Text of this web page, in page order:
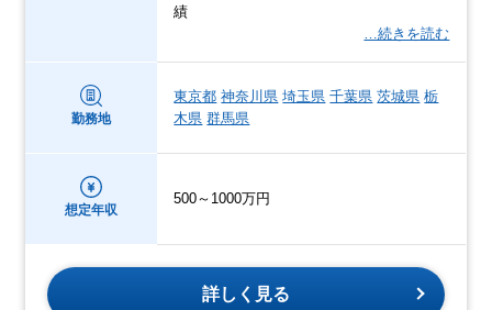
績
…続きを読む
勤務地
東京都 神奈川県 埼玉県 千葉県 茨城県 栃
木県 群馬県
想定年収
500～1000万円
詳しく見る